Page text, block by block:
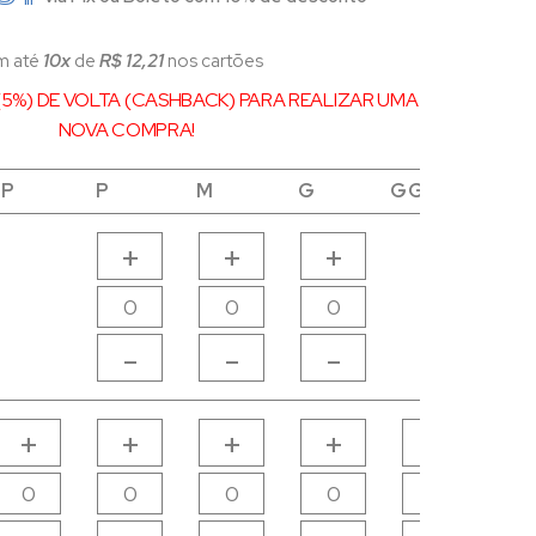
até 10x deR$ 12,21nos cartões
DE VOLTA (CASHBACK) PARA REALIZAR UMA
NOVA COMPRA!
P M G GG
+
-
+
-
+
-
+
+ + +
P M G GG